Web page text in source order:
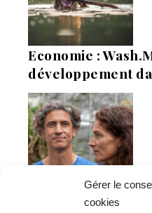
Gérer le
cookies
Economie :
développement
La Mer Salée,